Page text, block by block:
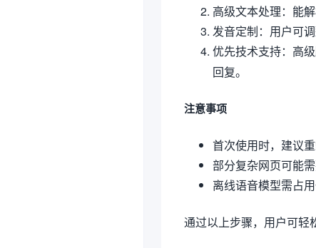
高级文本处理：能
发音定制：用户可
优先技术支持：高
回复。
注意事项
首次使用时，建议
部分复杂网页可能
离线语音模型需占
通过以上步骤，用户可轻